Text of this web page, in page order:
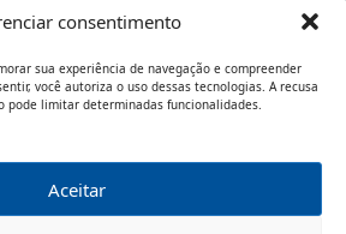
consentimento
sua experiência de navegação e compreender
você autoriza o uso dessas tecnologias. A recusa
pode limitar determinadas funcionalidades.
Aceitar
POLÍTICA DE PRIVACIDADE